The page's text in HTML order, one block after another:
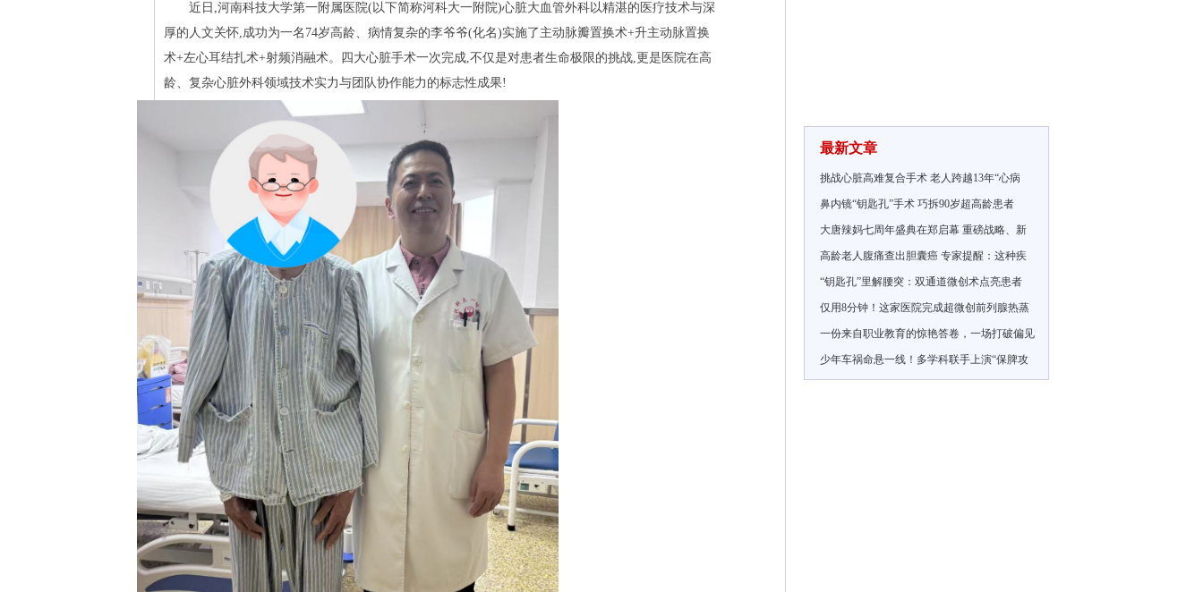
近日,河南科技大学第一附属医院(以下简称河科大一附院)心脏大血管外科以精湛的医疗技术与深
厚的人文关怀,成功为一名74岁高龄、病情复杂的李爷爷(化名)实施了主动脉瓣置换术+升主动脉置换
术+左心耳结扎术+射频消融术。四大心脏手术一次完成,不仅是对患者生命极限的挑战,更是医院在高
龄、复杂心脏外科领域技术实力与团队协作能力的标志性成果!
最新文章
挑战心脏高难复合手术 老人跨越13年“心病
鼻内镜“钥匙孔”手术 巧拆90岁超高龄患者
大唐辣妈七周年盛典在郑启幕 重磅战略、新
高龄老人腹痛查出胆囊癌 专家提醒：这种疾
“钥匙孔”里解腰突：双通道微创术点亮患者
仅用8分钟！这家医院完成超微创前列腺热蒸
一份来自职业教育的惊艳答卷，一场打破偏见
少年车祸命悬一线！多学科联手上演“保脾攻